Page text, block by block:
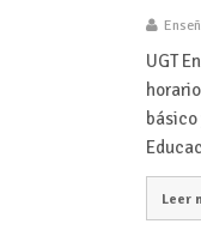
UGT
básico
Leer